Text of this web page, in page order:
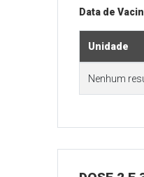
Data de
Unidade
Nenhum